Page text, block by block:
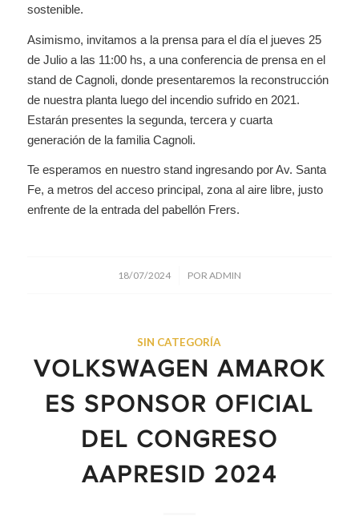
sostenible.
Asimismo, invitamos a la prensa para el día el jueves 25
de Julio a las 11:00 hs, a una conferencia de prensa en el
stand de Cagnoli, donde presentaremos la reconstrucción
de nuestra planta luego del incendio sufrido en 2021.
Estarán presentes la segunda, tercera y cuarta
generación de la familia Cagnoli.
Te esperamos en nuestro stand ingresando por Av. Santa
Fe, a metros del acceso principal, zona al aire libre, justo
enfrente de la entrada del pabellón Frers.
18/07/2024
/ PORADMIN
SIN CATEGORÍA
VOLKSWAGEN AMAROK
ES SPONSOR OFICIAL
DEL CONGRESO
AAPRESID 2024